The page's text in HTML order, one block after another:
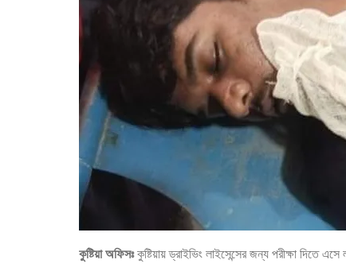
কুষ্টিয়া অফিসঃকুষ্টিয়ায় ড্রাইভিং লাইসেন্সের জন্য পরীক্ষা দিতে